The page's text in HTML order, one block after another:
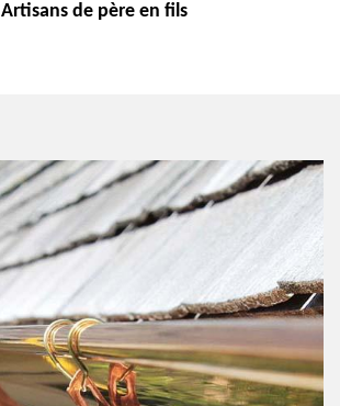
Artisans de père en fils